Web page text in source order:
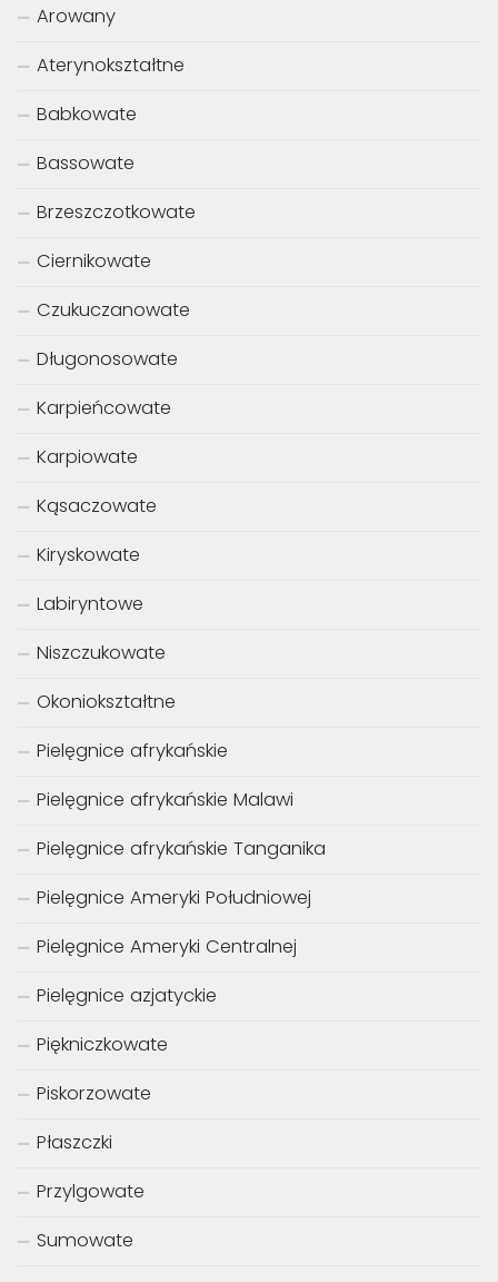
Arowany
Aterynokształtne
Babkowate
Bassowate
Brzeszczotkowate
Ciernikowate
Czukuczanowate
Długonosowate
Karpieńcowate
Karpiowate
Kąsaczowate
Kiryskowate
Labiryntowe
Niszczukowate
Okoniokształtne
Pielęgnice afrykańskie
Pielęgnice afrykańskie Malawi
Pielęgnice afrykańskie Tanganika
Pielęgnice Ameryki Południowej
Pielęgnice Ameryki Centralnej
Pielęgnice azjatyckie
Piękniczkowate
Piskorzowate
Płaszczki
Przylgowate
Sumowate